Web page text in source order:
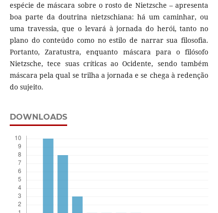
espécie de máscara sobre o rosto de Nietzsche – apresenta
boa parte da doutrina nietzschiana: há um caminhar, ou
uma travessia, que o levará à jornada do herói, tanto no
plano do conteúdo como no estilo de narrar sua filosofia.
Portanto, Zaratustra, enquanto máscara para o filósofo
Nietzsche, tece suas críticas ao Ocidente, sendo também
máscara pela qual se trilha a jornada e se chega à redenção
do sujeito.
DOWNLOADS